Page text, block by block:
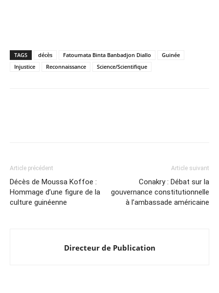
TAGS décès Fatoumata Binta Banbadjon Diallo
Guinée
Injustice
Reconnaissance Science/Scientifique
Article précédent
Décès de Moussa Koffoe :
Hommage d’une figure de la
culture guinéenne
Article suivant
Conakry : Débat sur la
gouvernance constitutionnelle
à l’ambassade américaine
Directeur de Publication